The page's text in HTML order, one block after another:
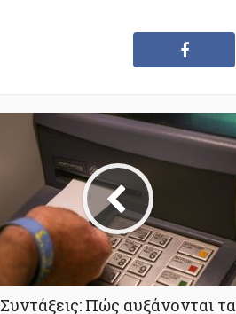
Συντάξεις: Πώς αυξάνονται τα